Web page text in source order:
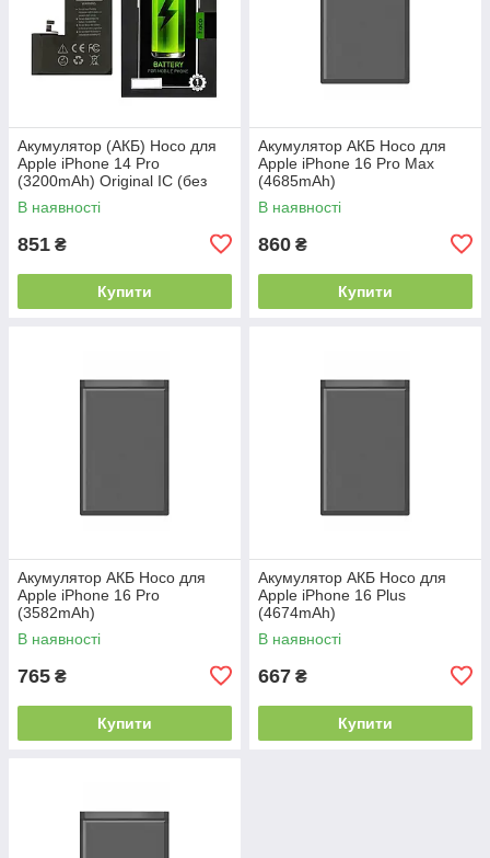
Акумулятор (АКБ) Hoco для
Apple iPhone 14 Pro
(3200mAh) Original IC (без
помилки)
В наявності
851 ₴
Купити
Акумулятор АКБ Hoco для
Apple iPhone 16 Pro Max
(4685mAh)
В наявності
860 ₴
Купити
Акумулятор АКБ Hoco для
Apple iPhone 16 Pro
(3582mAh)
В наявності
765 ₴
Купити
Акумулятор АКБ Hoco для
Apple iPhone 16 Plus
(4674mAh)
В наявності
667 ₴
Купити